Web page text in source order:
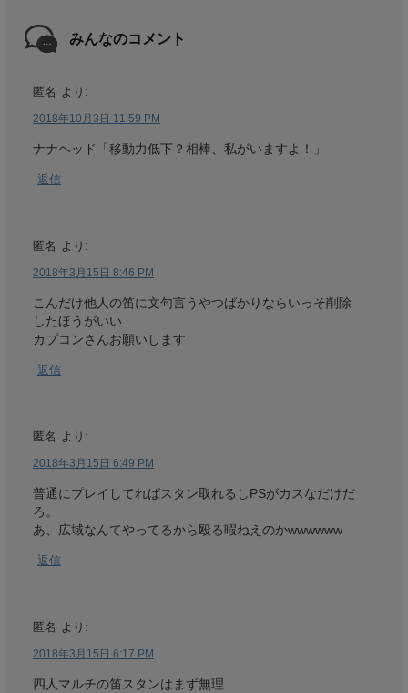
みんなのコメント
匿名 より:
2018年10月3日 11:59 PM
ナナヘッド「移動力低下？相棒、私がいますよ！」
返信
匿名 より:
2018年3月15日 8:46 PM
こんだけ他人の笛に文句言うやつばかりならいっそ削除
したほうがいい
カプコンさんお願いします
返信
匿名 より:
2018年3月15日 6:49 PM
普通にプレイしてればスタン取れるしPSがカスなだけだ
ろ。
あ、広域なんてやってるから殴る暇ねえのかwwwwww
返信
匿名 より:
2018年3月15日 6:17 PM
四人マルチの笛スタンはまず無理